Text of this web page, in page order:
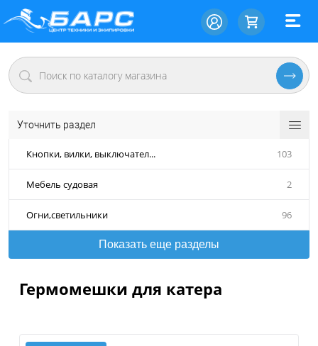
Уточнить раздел
Кнопки, вилки, выключател... 103
Мебель судовая 2
Огни,светильники 96
Показать еще разделы
Гермомешки для катера